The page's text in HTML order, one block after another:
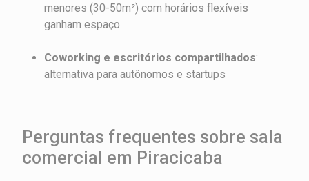
menores (30-50m²) com horários flexíveis
ganham espaço
Coworking e escritórios compartilhados:
alternativa para autônomos e startups
Perguntas frequentes sobre sala
comercial em Piracicaba